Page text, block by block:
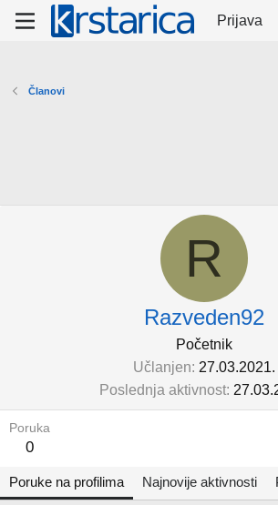
Prijava
Članovi
R
Razveden92
Početnik
Učlanjen 27.03.2021.
Poslednja aktivnost
Poruka
0
Poruke na profilima Najnovije aktivnosti